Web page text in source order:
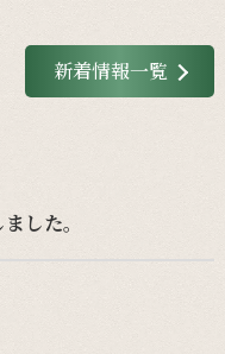
新着情報一覧
した。